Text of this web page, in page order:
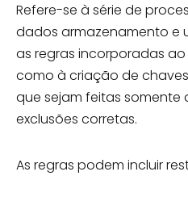
Refere-se à série de
dados armazenamento e
as regras incorporadas
como à criação de
que sejam feitas somente
exclusões corretas.
As regras podem incluir